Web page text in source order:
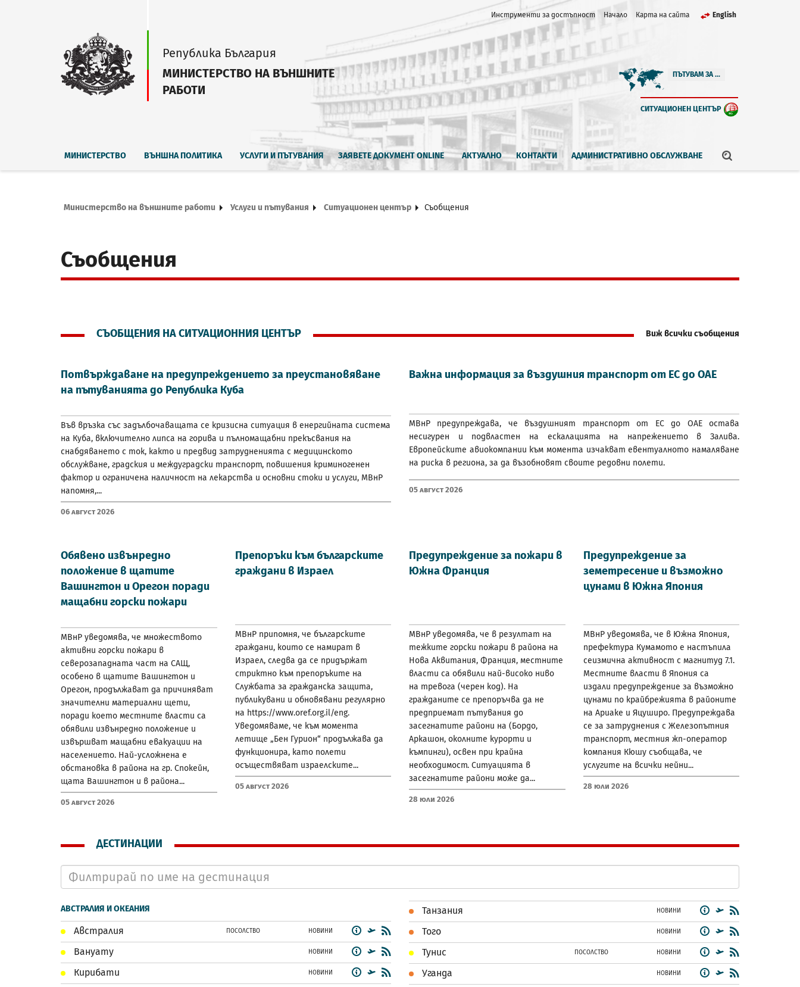
Инструменти за достъпност Начало Карта на сайта English
Република България
МИНИСТЕРСТВО НА ВЪНШНИТЕ
РАБОТИ
ПЪТУВАМ ЗА ...
СИТУАЦИОНЕН ЦЕНТЪР
МИНИСТЕРСТВО ВЪНШНА ПОЛИТИКА УСЛУГИ И ПЪТУВАНИЯ ЗАЯВЕТЕ ДОКУМЕНТ ONLINE АКТУАЛНО КОНТАКТИ АДМИНИСТРАТИВНО ОБСЛУЖВАНЕ
Министерство на външните работи Услуги и пътувания Ситуационен център Съобщения
Съобщения
СЪОБЩЕНИЯ НА СИТУАЦИОННИЯ ЦЕНТЪР Виж всички съобщения
Потвърждаване на предупреждението за преустановяване
на пътуванията до Република Куба
Във връзка със задълбочаващата се кризисна ситуация в енергийната система
на Куба, включително липса на горива и пълномащабни прекъсвания на
снабдяването с ток, както и предвид затрудненията с медицинското
обслужване, градския и междуградски транспорт, повишения криминогенен
фактор и ограничена наличност на лекарства и основни стоки и услуги, МВнР
напомня,...
06 Август 2026
Важна информация за въздушния транспорт от ЕС до ОАЕ
МВнР предупреждава, че въздушният транспорт от ЕС до ОАЕ остава
несигурен и подвластен на ескалацията на напрежението в Залива.
Европейските авиокомпании към момента изчакват евентуалното намаляване
на риска в региона, за да възобновят своите редовни полети.
05 Август 2026
Обявено извънредно
положение в щатите
Вашингтон и Орегон поради
мащабни горски пожари
МВнР уведомява, че множеството
активни горски пожари в
северозападната част на САЩ,
особено в щатите Вашингтон и
Орегон, продължават да причиняват
значителни материални щети,
поради което местните власти са
обявили извънредно положение и
извършват мащабни евакуации на
населението. Най-усложнена е
обстановка в района на гр. Спокейн,
щата Вашингтон и в района...
05 Август 2026
Препоръки към българските
граждани в Израел
МВнР припомня, че българските
граждани, които се намират в
Израел, следва да се придържат
стриктно към препоръките на
Службата за гражданска защита,
публикувани и обновявани регулярно
на https://www.oref.org.il/eng.
Уведомяваме, че към момента
летище „Бен Гурион“ продължава да
функционира, като полети
осъществяват израелските...
05 Август 2026
Предупреждение за пожари в
Южна Франция
МВнР уведомява, че в резултат на
тежките горски пожари в района на
Нова Аквитания, Франция, местните
власти са обявили най-високо ниво
на тревога (черен код). На
гражданите се препоръчва да не
предприемат пътувания до
засегнатите райони на (Бордо,
Аркашон, околните курорти и
къмпинги), освен при крайна
необходимост. Ситуацията в
засегнатите райони може да...
28 Юли 2026
Предупреждение за
земетресение и възможно
цунами в Южна Япония
МВнР уведомява, че в Южна Япония,
префектура Кумамото е настъпила
сеизмична активност с магнитуд 7.1.
Местните власти в Япония са
издали предупреждение за възможно
цунами по крайбрежията в районите
на Ариаке и Яцуширо. Предупреждава
се за затруднения с Железопътния
транспорт, местния жп-оператор
компания Кюшу съобщава, че
услугите на всички нейни...
28 Юли 2026
ДЕСТИНАЦИИ
АВСТРАЛИЯ И ОКЕАНИЯ
Австралия ПОСОЛСТВО НОВИНИ
Вануату НОВИНИ
Кирибати НОВИНИ
Танзания НОВИНИ
Того НОВИНИ
Тунис ПОСОЛСТВО НОВИНИ
Уганда НОВИНИ